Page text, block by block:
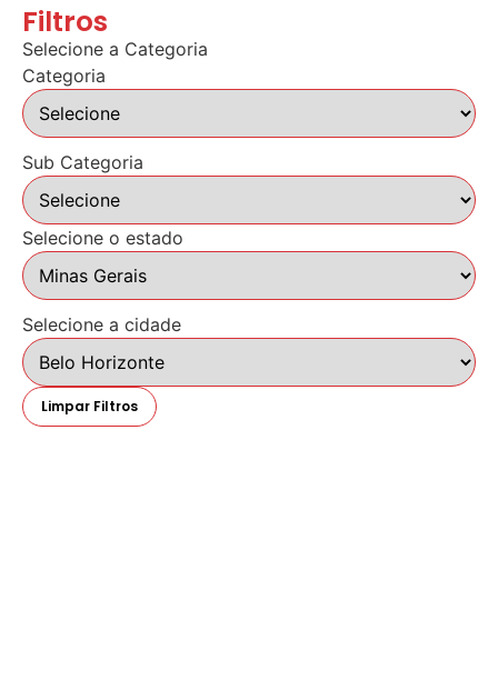
Filtros
Selecione a Categoria
Categoria
Sub Categoria
Selecione o estado
Selecione a cidade
Limpar Filtros